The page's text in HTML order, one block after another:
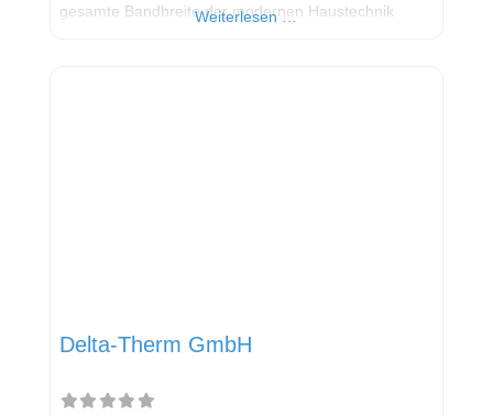
gesamte Bandbreite der modernen Haustechnik
Weiterlesen …
Delta-Therm GmbH